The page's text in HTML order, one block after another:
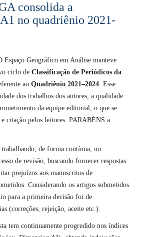
consolida a
no quadriênio 2021-
Geográfico em Análise manteve
ciclo de Classificação de Periódicos da
ao Quadriênio 2021–2024. Esse
dos trabalhos dos autores, a qualidade
da equipe editorial, o que se
citação pelos leitores. PARABÉNS a
de forma contínua, no
de revisão, buscando fornecer respostas
prejuízos aos manuscritos de
Considerando os artigos submetidos
para a primeira decisão foi de
(correções, rejeição, aceite etc.).
tem continuamente progredido nos índices